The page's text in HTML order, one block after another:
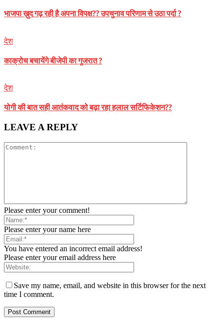
भाजपा ख़ुद गढ़ रही है अपना विपक्ष?? उपचुनाव परिणाम से उठा पर्दा ?
देश
काक्रोच बचायेंगे बीजेपी का गुजरात ?
देश
योगी की बात सही आतंकवाद को बढ़ा रहा हलाल सर्टिफिकेशन??
LEAVE A REPLY
Please enter your comment!
Please enter your name here
You have entered an incorrect email address!
Please enter your email address here
Save my name, email, and website in this browser for the next
time I comment.